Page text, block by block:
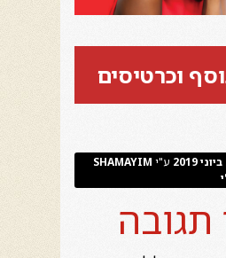
וכרטיסים
ע"י SHAMAYIM
תגובה